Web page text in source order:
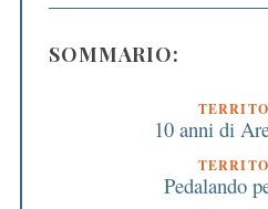
SOMMARIO:
10 anni di
Pedalando